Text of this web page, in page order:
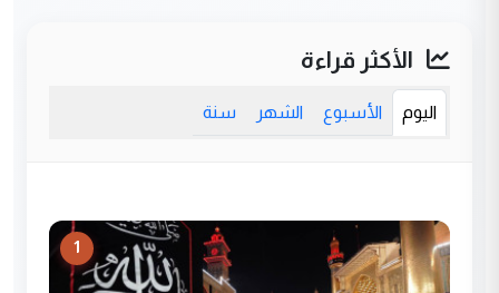
الأكثر قراءة
اليوم الأسبوع الشهر سنة
1